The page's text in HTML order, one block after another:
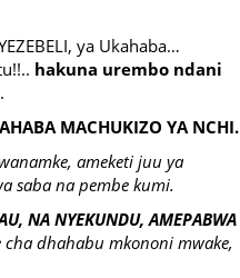
ya Ukahaba…
hakuna urembo ndani
MACHUKIZO YA NCHI.
ameketi juu ya
saba na pembe kumi.
NA NYEKUNDU, AMEPABWA
dhahabu mkononi mwake,